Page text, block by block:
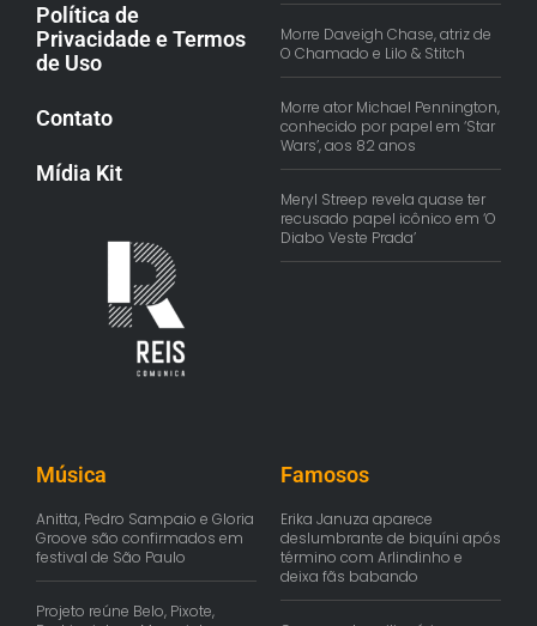
Política de
Privacidade e Termos
de Uso
Contato
Mídia Kit
Morre Daveigh Chase, atriz de
O Chamado e Lilo & Stitch
Morre ator Michael Pennington,
conhecido por papel em ‘Star
Wars’, aos 82 anos
Meryl Streep revela quase ter
recusado papel icônico em ‘O
Diabo Veste Prada’
Música
Anitta, Pedro Sampaio e Gloria
Groove são confirmados em
festival de São Paulo
Projeto reúne Belo, Pixote,
Famosos
Erika Januza aparece
deslumbrante de biquíni após
término com Arlindinho e
deixa fãs babando